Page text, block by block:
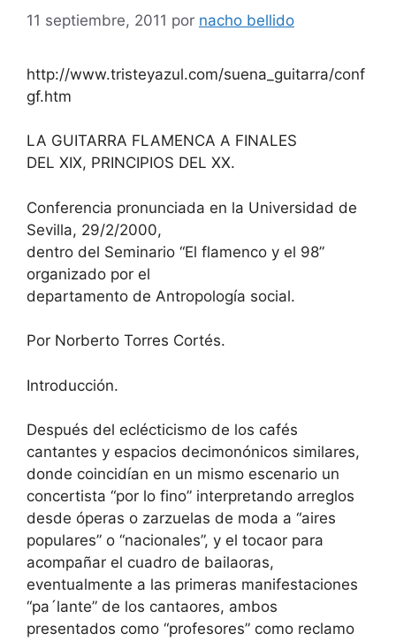
11 septiembre, 2011 por nacho bellido
http://www.tristeyazul.com/suena_guitarra/conf
gf.htm
LA GUITARRA FLAMENCA A FINALES
DEL XIX, PRINCIPIOS DEL XX.
Conferencia pronunciada en la Universidad de
Sevilla, 29/2/2000,
dentro del Seminario “El flamenco y el 98”
organizado por el
departamento de Antropología social.
Por Norberto Torres Cortés.
Introducción.
Después del eclécticismo de los cafés
cantantes y espacios decimonónicos similares,
donde coincidían en un mismo escenario un
concertista “por lo fino” interpretando arreglos
desde óperas o zarzuelas de moda a “aires
populares” o “nacionales”, y el tocaor para
acompañar el cuadro de bailaoras,
eventualmente a las primeras manifestaciones
“pa´lante” de los cantaores, ambos
presentados como “profesores” como reclamo